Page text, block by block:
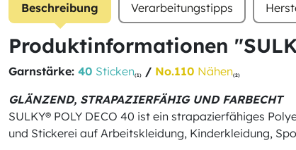
Beschreibung Verarbeitungstipps
Produktinformationen
Garnstärke: 40 Sticken(1) / No.110 Nähen(2)
GLÄNZEND, STRAPAZIERFÄHIG UND FARBECHT
SULKY® POLY DECO 40 ist ein strapazierfähiges
und Stickerei auf Arbeitskleidung, Kinderkleidung,